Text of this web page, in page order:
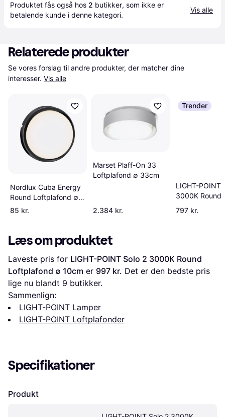
Produktet fås også hos 2 butikker, som ikke er
betalende kunde i denne kategori.
Vis alle
Relaterede produkter
Se vores forslag til andre produkter, der matcher dine
interesser. Vis alle
Nordlux Cuba Energy
Round Loftplafond ∅
17.5cm
85 kr.
Marset Plaff-On 33
Loftplafond ∅ 33cm
2.384 kr.
Trender
LIGHT-POINT
3000K Round
Loftplafond ∅
797 kr.
Læs om produktet
Laveste pris for LIGHT-POINT Solo 2 3000K Round
Loftplafond ∅ 10cm er 997 kr. Det er den bedste pris
lige nu blandt 9 butikker.
Sammenlign:
LIGHT-POINT Lamper
LIGHT-POINT Loftplafonder
Specifikationer
Produkt